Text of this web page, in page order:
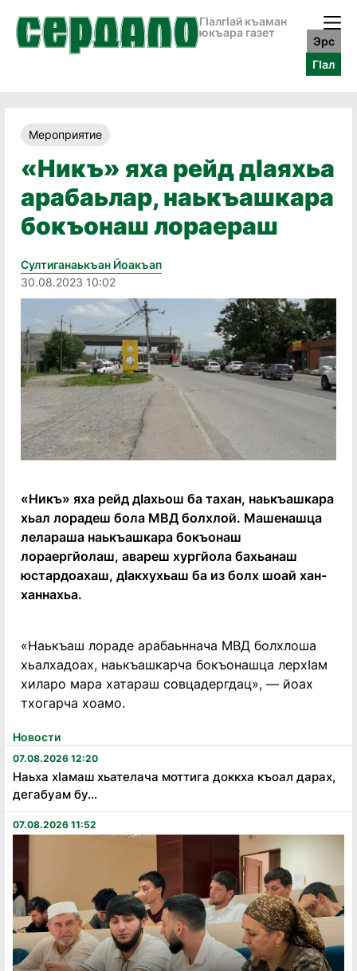
ГӀалгӀай къаман
юкъара газет
Эрс
ГӀал
Новости
07.08.2026 12:20
Наьха хӏамаш хьателача моттига доккха къоал дарах,
дегабуам бу...
07.08.2026 11:52
Мероприятие
«Никъ» яха рейд дIаяхьа
арабаьлар, наькъашкара
бокъонаш лораераш
Султиганаькъан Йоакъап
30.08.2023 10:02
«Никъ» яха рейд дIахьош ба тахан, наькъашкара
хьал лорадеш бола МВД болхлой. Машенашца
лелараша наькъашкара бокъонаш
лораергйолаш, авареш хургйола бахьанаш
юстардоахаш, дIакхухьаш ба из болх шоай хан-
ханнахьа.
«Наькъаш лораде арабаьннача МВД болхлоша
хьалхадоах, наькъашкарча бокъонашца лерхIам
хиларо мара хатараш совцадергдац», — йоах
тхогарча хоамо.